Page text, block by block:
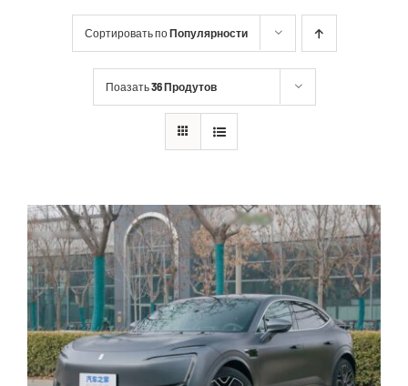
Сортировать поПопулярности
Поазать36 Продутов